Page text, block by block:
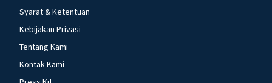
Syarat & Ketentuan
Kebijakan Privasi
Tentang Kami
Kontak Kami